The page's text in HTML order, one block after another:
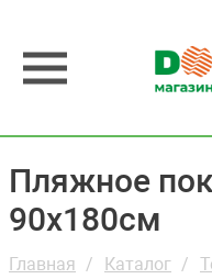
Пляжное
90х180см
Главная Каталог